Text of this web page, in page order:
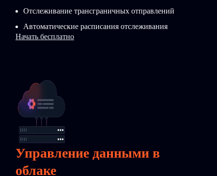
Отслеживание трансграничных отправлений
Автоматические расписания отслеживания
Начать бесплатно
Управление данными в
облаке